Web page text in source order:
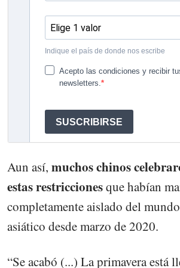
Aun así, muchos chinos
estas restriccionesque habían
completamente aislado del
asiático desde marzo de 2020.
“Se acabó (...) La primavera está